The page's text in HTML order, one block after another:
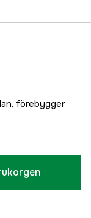
förebygger